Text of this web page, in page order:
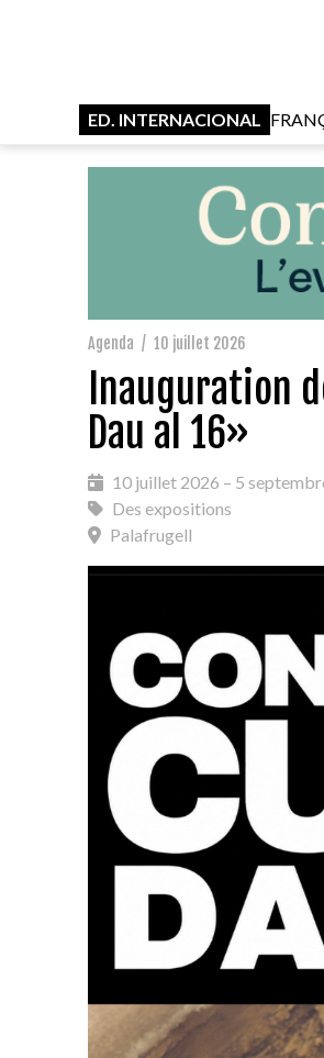
ED. INTERNACIONAL
Agenda / 10 juillet 2026
Inauguration
Dau al 16»
10 juillet 2026 – 5
Des expositions
Palafrugell